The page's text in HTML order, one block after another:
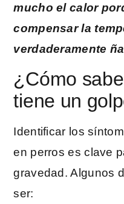
mucho el calor
compensar la
verdaderamente
¿Cómo
tiene un
Identificar los
en perros es clave
gravedad. Algunos
ser: